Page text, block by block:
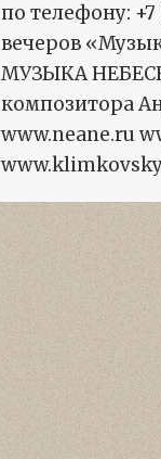
по телефону: +7
вечеров
МУЗЫКА
композитора
www.neane.ru